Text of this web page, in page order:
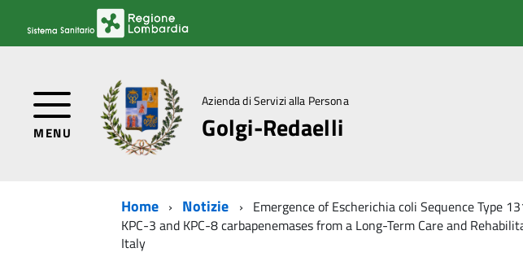
MENU
Azienda di Servizi alla Persona
Golgi-Redaelli
Home Notizie
Emergence of Escherichia coli Sequence Type
KPC-3 and KPC-8 carbapenemases from a Long-Term Care and
Italy